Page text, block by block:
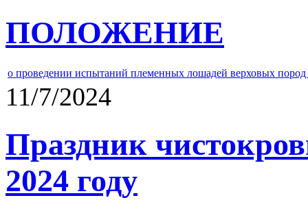
ПОЛОЖЕНИЕ
о проведении испытаний племенных лошадей верховых
11/7/2024
Праздник
2024 году